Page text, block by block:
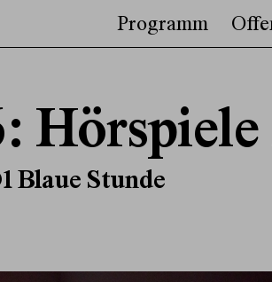
Programm
Blaue Stunde